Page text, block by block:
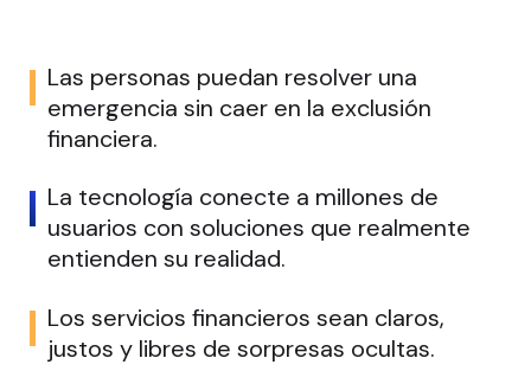
Las personas puedan resolver una
emergencia sin caer en la exclusión
financiera.
La tecnología conecte a millones de
usuarios con soluciones que realmente
entienden su realidad.
Los servicios financieros sean claros,
justos y libres de sorpresas ocultas.